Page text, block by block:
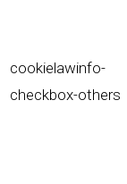
cookielawinfo-
checkbox-others